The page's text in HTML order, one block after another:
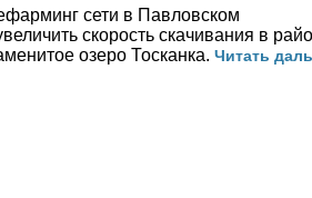
сети в Павловском
скорость скачивания в
озеро Тосканка. Читать